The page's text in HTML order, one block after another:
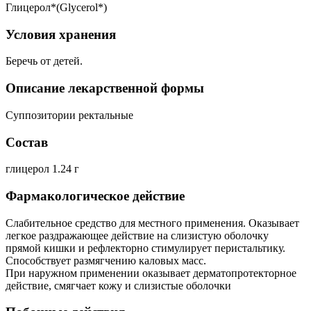
Глицерол*(Glycerol*)
Условия хранения
Беречь от детей.
Описание лекарственной формы
Суппозитории ректальные
Состав
глицерол 1.24 г
Фармакологическое действие
Слабительное средство для местного применения. Оказывает
легкое раздражающее действие на слизистую оболочку
прямой кишки и рефлекторно стимулирует перистальтику.
Способствует размягчению каловых масс.
При наружном применении оказывает дерматопротекторное
действие, смягчает кожу и слизистые оболочки